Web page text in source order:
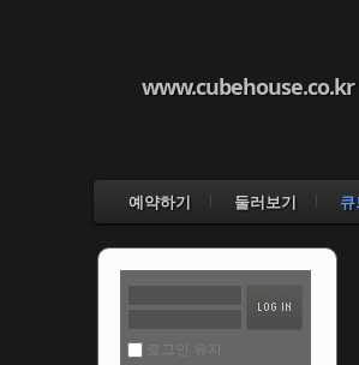
www.cubehouse.co.kr
예약하기 둘러보기
로그인 유지